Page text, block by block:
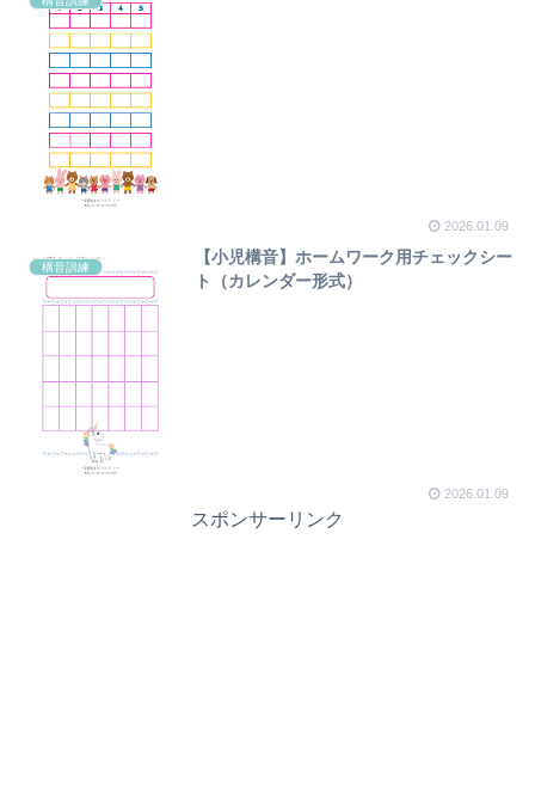
2026.01.09
構音訓練
【小児構音】ホームワーク用チェックシー
ト（カレンダー形式）
2026.01.09
スポンサーリンク